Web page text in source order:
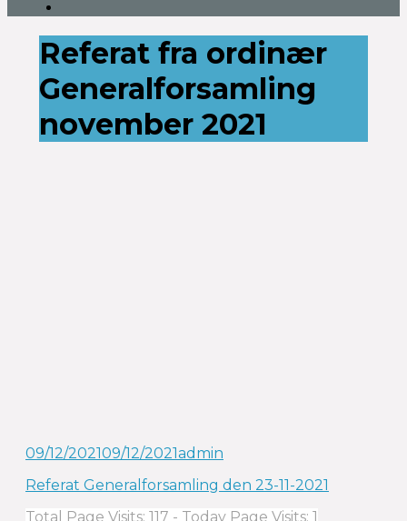
Referat fra ordinær
Generalforsamling
november 2021
09/12/202109/12/2021admin
Referat Generalforsamling den 23-11-2021
Total Page Visits: 117 - Today Page Visits: 1